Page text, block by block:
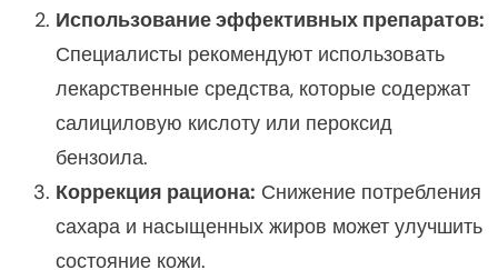
Использование эффективных препаратов:
Специалисты рекомендуют использовать
лекарственные средства, которые содержат
салициловую кислоту или пероксид
бензоила.
Коррекция рациона: Снижение потребления
сахара и насыщенных жиров может улучшить
состояние кожи.